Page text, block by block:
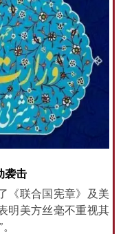
袭击
《联合国宪章》及美
明美方丝毫不重视其